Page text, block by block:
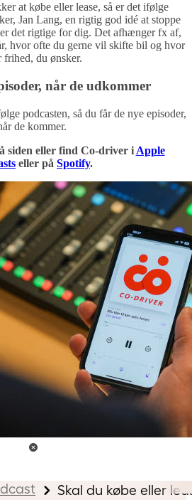
at købe eller lease, så er det ifølge
Jan Lang, en rigtig god idé at stoppe
det rigtige for dig. Det afhænger fx af,
hvor ofte du gerne vil skifte bil og hvor
frihed, du ønsker.
når de udkommer
podcasten, så du får de nye episoder,
de kommer.
siden eller find Co-driver i Apple
eller på Spotify.
Skal du købe eller